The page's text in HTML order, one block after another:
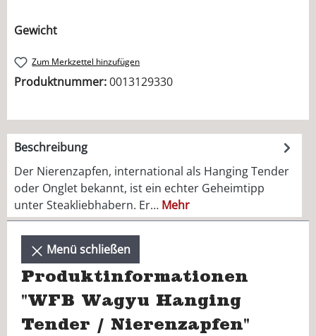
Gewichtauswählen
Zum Merkzettel hinzufügen
Produktnummer:0013129330
Beschreibung
Der Nierenzapfen, international als Hanging Tender
oder Onglet bekannt, ist ein echter Geheimtipp
unter Steakliebhabern. Er… Mehr
Menü schließen
Produktinformationen
"WFB Wagyu Hanging
Tender / Nierenzapfen"